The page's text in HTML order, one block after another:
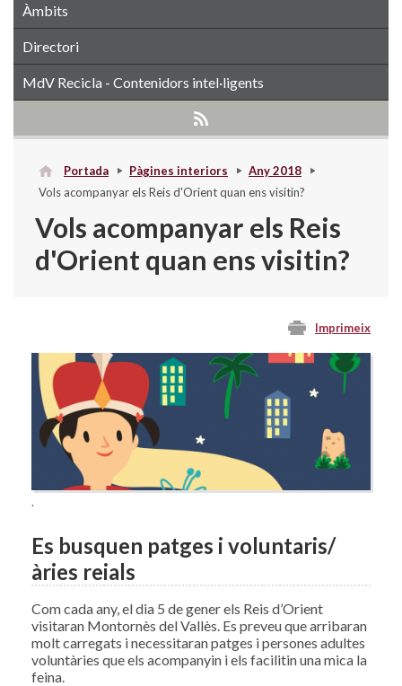
Àmbits
Directori
MdV Recicla - Contenidors intel·ligents
Portada Pàgines interiors
Any 2018
Vols acompanyar els Reis d'Orient quan ens visitin?
Vols acompanyar els Reis
d'Orient quan ens visitin?
Imprimeix
.
Es busquen patges i voluntaris/
àries reials
Com cada any, el dia 5 de gener els Reis d’Orient
visitaran Montornès del Vallès. Es preveu que arribaran
molt carregats i necessitaran patges i persones adultes
voluntàries que els acompanyin i els facilitin una mica la
feina.